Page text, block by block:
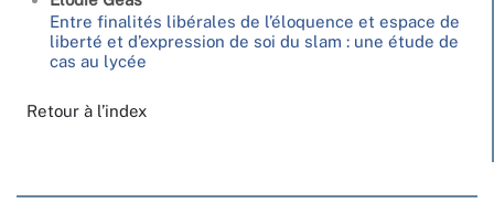
Entre finalités libérales de l’éloquence et espace de
liberté et d’expression de soi du slam : une étude de
cas au lycée
Retour à l’index